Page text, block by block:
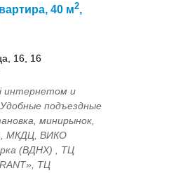
40 м2,
16, 16
интернетом и
подъездные
минирынок,
МКДЦ, ВИКО
(ВДНХ) , ТЦ
ТЦ